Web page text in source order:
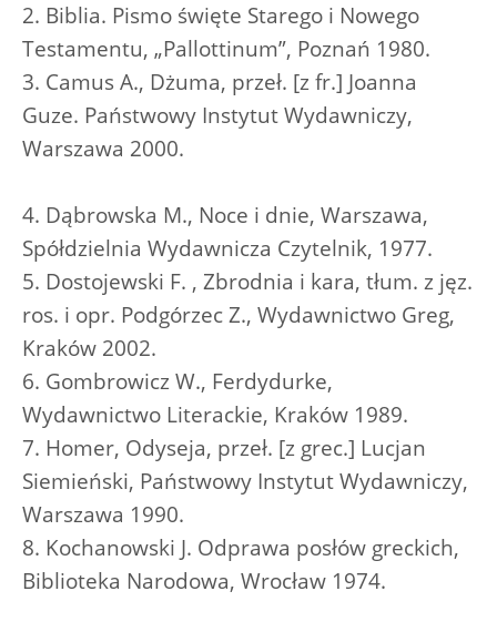
2. Biblia. Pismo święte Starego i Nowego
Testamentu, „Pallottinum”, Poznań 1980.
3. Camus A., Dżuma, przeł. [z fr.] Joanna
Guze. Państwowy Instytut Wydawniczy,
Warszawa 2000.
4. Dąbrowska M., Noce i dnie, Warszawa,
Spółdzielnia Wydawnicza Czytelnik, 1977.
5. Dostojewski F. , Zbrodnia i kara, tłum. z jęz.
ros. i opr. Podgórzec Z., Wydawnictwo Greg,
Kraków 2002.
6. Gombrowicz W., Ferdydurke,
Wydawnictwo Literackie, Kraków 1989.
7. Homer, Odyseja, przeł. [z grec.] Lucjan
Siemieński, Państwowy Instytut Wydawniczy,
Warszawa 1990.
8. Kochanowski J. Odprawa posłów greckich,
Biblioteka Narodowa, Wrocław 1974.